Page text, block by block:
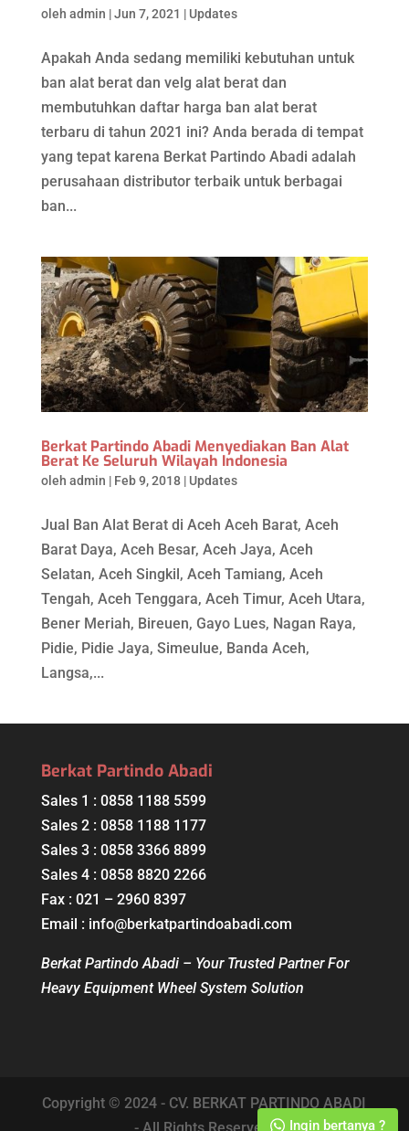
oleh admin |Jun 7, 2021 | Updates
Apakah Anda sedang memiliki kebutuhan untuk
ban alat berat dan velg alat berat dan
membutuhkan daftar harga ban alat berat
terbaru di tahun 2021 ini? Anda berada di tempat
yang tepat karena Berkat Partindo Abadi adalah
perusahaan distributor terbaik untuk berbagai
ban...
Berkat Partindo Abadi Menyediakan Ban Alat
Berat Ke Seluruh Wilayah Indonesia
oleh admin | Feb 9, 2018| Updates
Jual Ban Alat Berat di Aceh Aceh Barat, Aceh
Barat Daya, Aceh Besar, Aceh Jaya, Aceh
Selatan, Aceh Singkil, Aceh Tamiang, Aceh
Tengah, Aceh Tenggara, Aceh Timur, Aceh Utara,
Bener Meriah, Bireuen, Gayo Lues, Nagan Raya,
Pidie, Pidie Jaya, Simeulue, Banda Aceh,
Langsa,...
Berkat Partindo Abadi
Sales 1 : 0858 1188 5599
Sales 2 : 0858 1188 1177
Sales 3 : 0858 3366 8899
Sales 4 : 0858 8820 2266
Fax : 021 – 2960 8397
Email : info@berkatpartindoabadi.com
Berkat Partindo Abadi – Your Trusted Partner For
Heavy Equipment Wheel System Solution
Copyright © 2024 - CV. BERKAT PARTINDO ABADI
Ingin bertanya ?